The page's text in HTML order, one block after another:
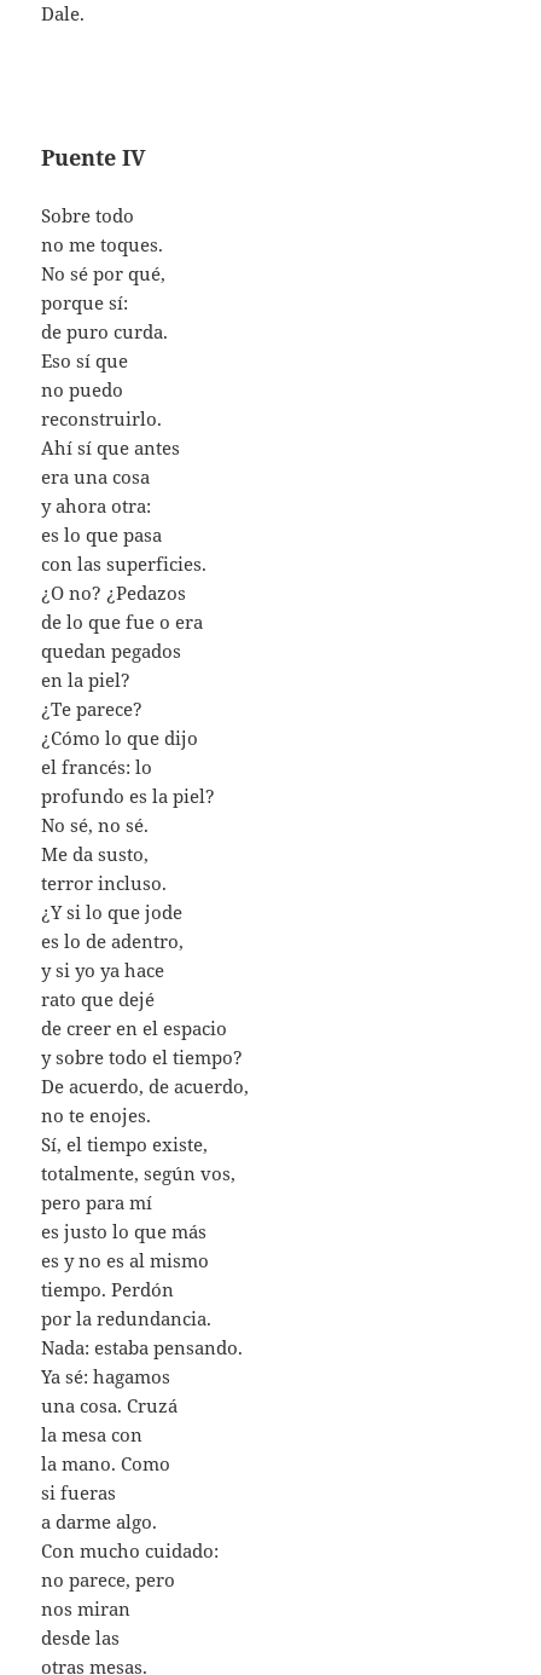
Dale.
Puente IV
Sobre todo
no me toques.
No sé por qué,
porque sí:
de puro curda.
Eso sí que
no puedo
reconstruirlo.
Ahí sí que antes
era una cosa
y ahora otra:
es lo que pasa
con las superficies.
¿O no? ¿Pedazos
de lo que fue o era
quedan pegados
en la piel?
¿Te parece?
¿Cómo lo que dijo
el francés: lo
profundo es la piel?
No sé, no sé.
Me da susto,
terror incluso.
¿Y si lo que jode
es lo de adentro,
y si yo ya hace
rato que dejé
de creer en el espacio
y sobre todo el tiempo?
De acuerdo, de acuerdo,
no te enojes.
Sí, el tiempo existe,
totalmente, según vos,
pero para mí
es justo lo que más
es y no es al mismo
tiempo. Perdón
por la redundancia.
Nada: estaba pensando.
Ya sé: hagamos
una cosa. Cruzá
la mesa con
la mano. Como
si fueras
a darme algo.
Con mucho cuidado:
no parece, pero
nos miran
desde las
otras mesas.